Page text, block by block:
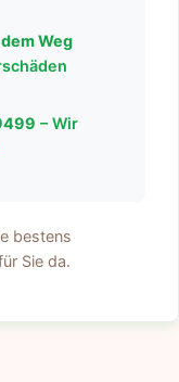
Weg
– Wir
bestens
Sie da.